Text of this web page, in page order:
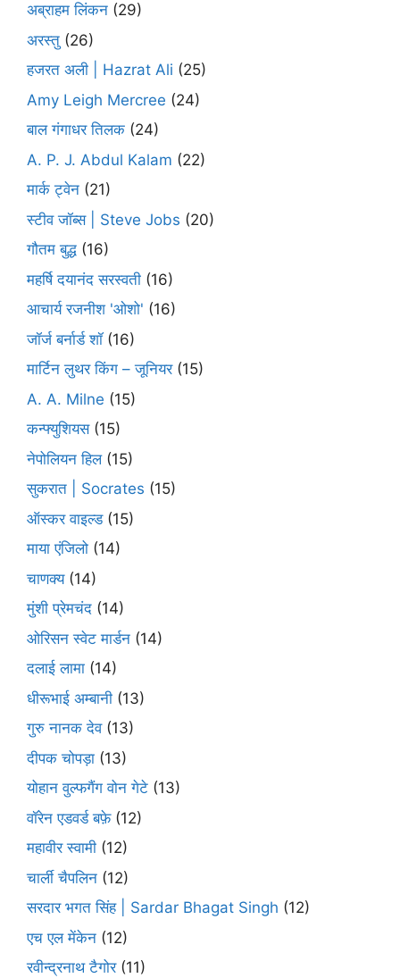
अब्राहम लिंकन (29)
अरस्तु (26)
हजरत अली | Hazrat Ali (25)
Amy Leigh Mercree (24)
बाल गंगाधर तिलक (24)
A. P. J. Abdul Kalam (22)
मार्क ट्वेन (21)
स्टीव जॉब्स | Steve Jobs (20)
गौतम बुद्ध (16)
महर्षि दयानंद सरस्वती (16)
आचार्य रजनीश 'ओशो' (16)
जॉर्ज बर्नार्ड शॉ(16)
मार्टिन लुथर किंग – जूनियर(15)
A. A. Milne (15)
कन्फ्युशियस(15)
नेपोलियन हिल(15)
सुकरात | Socrates (15)
ऑस्कर वाइल्ड(15)
माया एंजिलो (14)
चाणक्य(14)
मुंशी प्रेमचंद (14)
ओरिसन स्‍वेट मार्डन (14)
दलाई लामा (14)
धीरूभाई अम्बानी (13)
गुरु नानक देव(13)
दीपक चोपड़ा (13)
योहान वुल्फगैंग वोन गेटे (13)
वॉरेन एडवर्ड बफ़े(12)
महावीर स्वामी (12)
चार्ली चैपलिन (12)
सरदार भगत सिंह | Sardar Bhagat Singh (12)
एच एल मेंकेन (12)
रवीन्द्रनाथ टैगोर(11)